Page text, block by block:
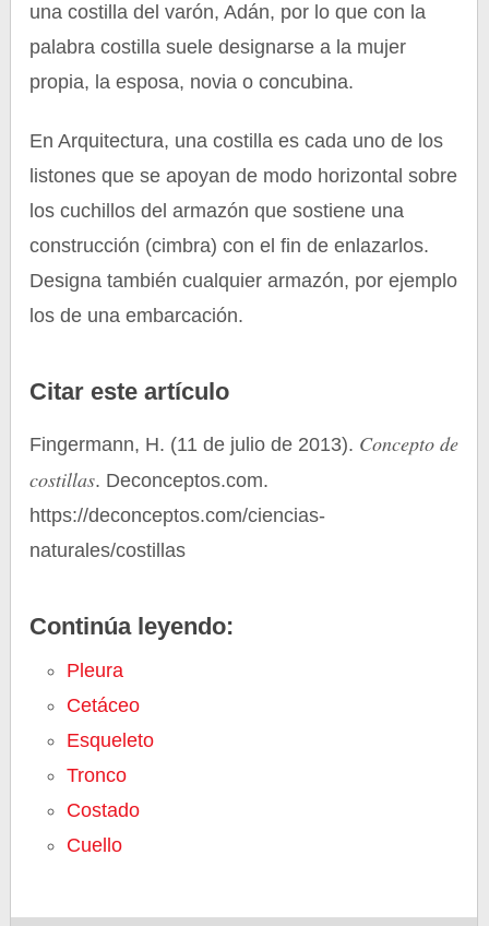
una costilla del varón, Adán, por lo que con la
palabra costilla suele designarse a la mujer
propia, la esposa, novia o concubina.
En Arquitectura, una costilla es cada uno de los
listones que se apoyan de modo horizontal sobre
los cuchillos del armazón que sostiene una
construcción (cimbra) con el fin de enlazarlos.
Designa también cualquier armazón, por ejemplo
los de una embarcación.
Citar este artículo
Fingermann, H. (11 de julio de 2013). Concepto de
costillas. Deconceptos.com.
https://deconceptos.com/ciencias-
naturales/costillas
Continúa leyendo:
Pleura
Cetáceo
Esqueleto
Tronco
Costado
Cuello